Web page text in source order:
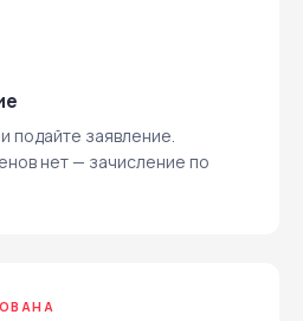
подайте заявление.
нет — зачисление по